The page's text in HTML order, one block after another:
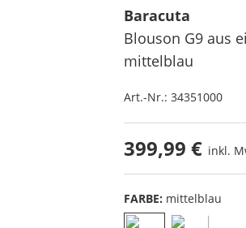
Baracuta
Blouson G9 aus
mittelblau
Art.-Nr.: 34351000
399,99 € inkl.
FARBE: mittelblau